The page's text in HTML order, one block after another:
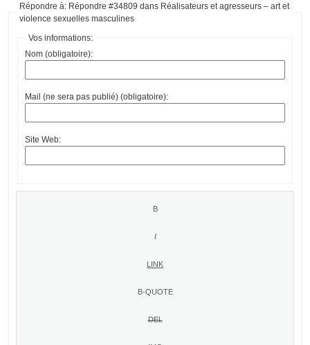
Répondre à: Répondre #34809 dans Réalisateurs et agresseurs – art et
violence sexuelles masculines
Vos informations:
Nom (obligatoire):
Mail (ne sera pas publié) (obligatoire):
Site Web: